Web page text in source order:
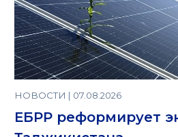
НОВОСТИ | 07.08.2026
ЕБРР реформирует